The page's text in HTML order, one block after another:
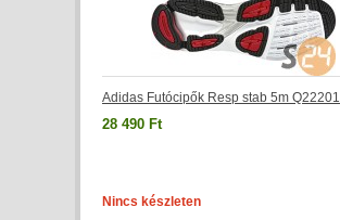
Adidas Futócipők Resp stab 5m Q22201
28 490 Ft
Nincs készleten